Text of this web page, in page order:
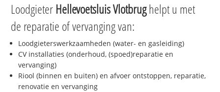
Loodgieter Hellevoetsluis Vlotbrughelpt u met
de reparatie of vervanging van:
Loodgieterswerkzaamheden (water- en gasleiding)
CV installaties (onderhoud, (spoed)reparatie en
vervanging)
Riool (binnen en buiten) en afvoer ontstoppen, reparatie,
renovatie en vervanging